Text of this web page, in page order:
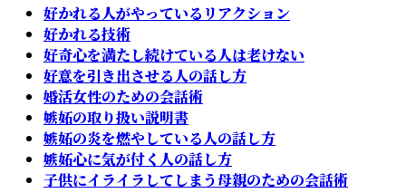
好かれる人がやっているリアクション
好かれる技術
好奇心を満たし続けている人は老けない
好意を引き出させる人の話し方
婚活女性のための会話術
嫉妬の取り扱い説明書
嫉妬の炎を燃やしている人の話し方
嫉妬心に気が付く人の話し方
子供にイライラしてしまう母親のための会話術